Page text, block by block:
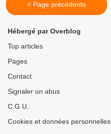
< Page précédente
Hébergé par Overblog
Top articles
Pages
Contact
Signaler un abus
C.G.U.
Cookies et données personnelles